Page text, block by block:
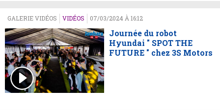
GALERIE VIDÉOS VIDÉOS 07/03/2024 À 16:12
Journée du robot
Hyundai " SPOT THE
FUTURE " chez 3S Motors